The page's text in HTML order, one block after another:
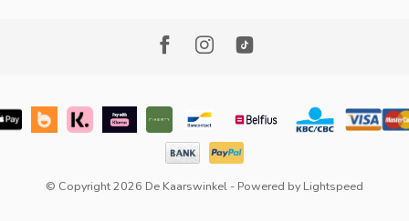
© Copyright 2026 De Kaarswinkel - Powered by Lightspeed